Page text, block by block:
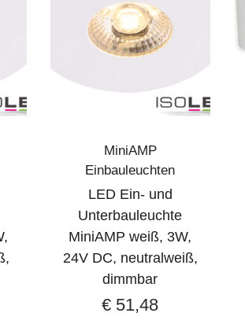
MiniAMP
Einbauleuchten
LED Ein- und
Unterbauleuchte
MiniAMP weiß, 3W,
24V DC, neutralweiß,
dimmbar
€ 51,48